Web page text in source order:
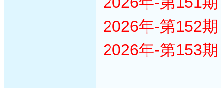
2026年-第152
2026年-第153